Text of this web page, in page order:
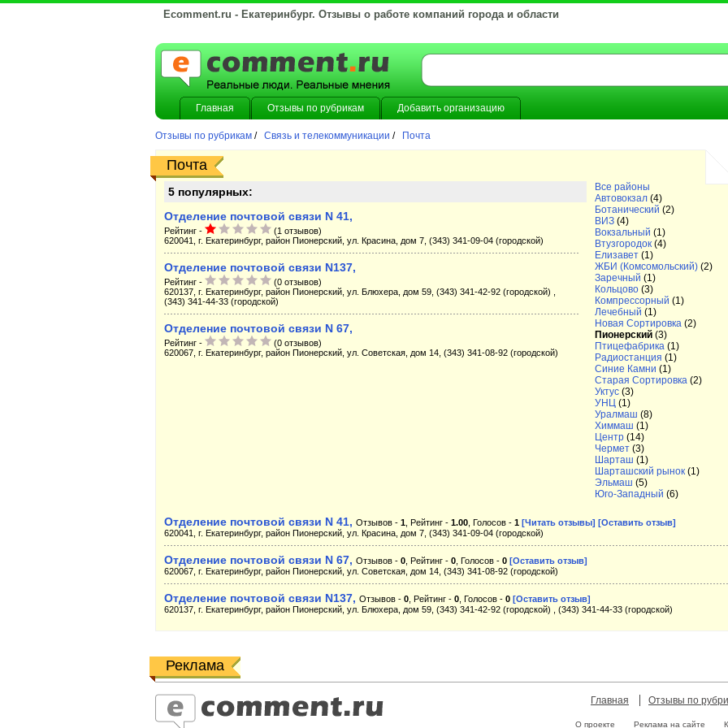
Ecomment.ru - Екатеринбург. Отзывы о работе компаний города и области
Главная Отзывы по рубрикам Добавить организацию
Отзывы по рубрикам / Связь и телекоммуникации / Почта
Почта
Все районы
Автовокзал (4)
Ботанический (2)
ВИЗ (4)
Вокзальный (1)
Втузгородок (4)
Елизавет (1)
ЖБИ (Комсомольский) (2)
Заречный (1)
Кольцово (3)
Компрессорный (1)
Лечебный (1)
Новая Сортировка (2)
Пионерский (3)
Птицефабрика (1)
Радиостанция (1)
Синие Камни (1)
Старая Сортировка (2)
Уктус (3)
УНЦ (1)
Уралмаш (8)
Химмаш (1)
Центр (14)
Чермет (3)
Шарташ (1)
Шарташский рынок (1)
Эльмаш (5)
Юго-Западный (6)
5 популярных:
Отделение почтовой связи N 41,
Рейтинг -
(1 отзывов)
620041, г. Екатеринбург, район Пионерский, ул. Красина, дом 7, (343) 341-09-04 (городской)
Отделение почтовой связи N137,
Рейтинг -
(0 отзывов)
620137, г. Екатеринбург, район Пионерский, ул. Блюхера, дом 59, (343) 341-42-92 (городской) ,
(343) 341-44-33 (городской)
Отделение почтовой связи N 67,
Рейтинг -
(0 отзывов)
620067, г. Екатеринбург, район Пионерский, ул. Советская, дом 14, (343) 341-08-92 (городской)
Отделение почтовой связи N 41, Отзывов - 1 , Рейтинг - 1.00 , Голосов - 1 [Читать отзывы] [Оставить отзыв]
620041, г. Екатеринбург, район Пионерский, ул. Красина, дом 7, (343) 341-09-04 (городской)
Отделение почтовой связи N 67, Отзывов - 0 , Рейтинг - 0 , Голосов - 0 [Оставить отзыв]
620067, г. Екатеринбург, район Пионерский, ул. Советская, дом 14, (343) 341-08-92 (городской)
Отделение почтовой связи N137, Отзывов - 0 , Рейтинг - 0 , Голосов - 0 [Оставить отзыв]
620137, г. Екатеринбург, район Пионерский, ул. Блюхера, дом 59, (343) 341-42-92 (городской) , (343) 341-44-33 (городской)
Реклама
Главная Отзывы по
О проекте Реклама на сайте